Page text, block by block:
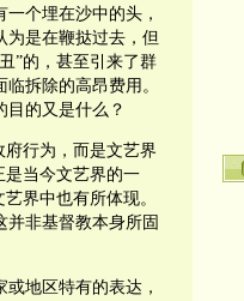
个埋在沙中的头，
为是在鞭挞过去，但
”的，甚至引来了群
拆除的高昂费用。
目的又是什么？
府行为，而是文艺界
是当今文艺界的一
界中也有所体现。
非基督教本身所固
地区特有的表达，